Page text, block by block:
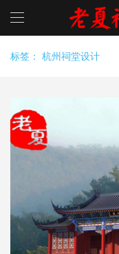
标签： 杭州祠堂设计